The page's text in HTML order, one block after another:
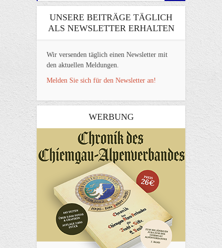
UNSERE BEITRÄGE TÄGLICH
ALS NEWSLETTER ERHALTEN
Wir versenden täglich einen Newsletter mit
den aktuellen Meldungen.
Melden Sie sich für den Newsletter an!
WERBUNG